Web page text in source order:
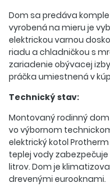
Dom sa predáva
vyrobená na mieru je
elektrickou varnou
riadu a chladničkou s
zariadenie obývacej
práčka umiestnená v
Technický stav:
Montovaný rodinný dom
vo výbornom
elektrický kotol
teplej vody
litrov. Dom je
drevenými eurooknami.